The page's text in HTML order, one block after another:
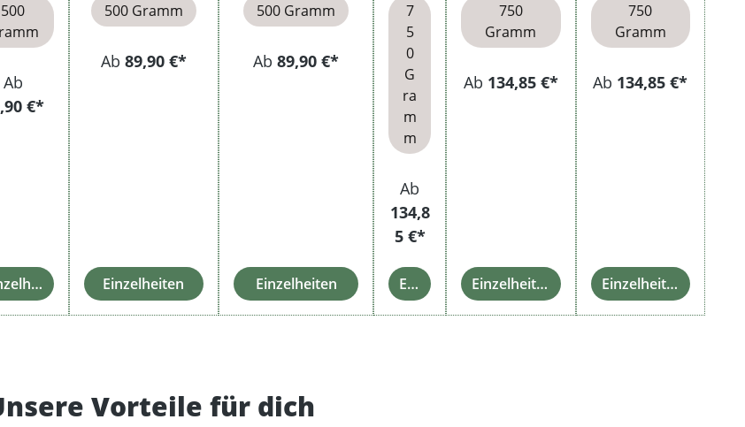
500
Ab
€*
Einzelheiten
500 Gramm
Ab 89,90 €*
Einzelheiten
500 Gramm
Ab89,90 €*
Einzelheiten
7
5
0
G
ra
m
m
Ab
134,8
5 €*
Einzelheiten
750
Gramm
Ab 134,85 €*
Einzelheiten
750
Gramm
Ab 134,85 €*
Einzelheiten
Vorteile für dich